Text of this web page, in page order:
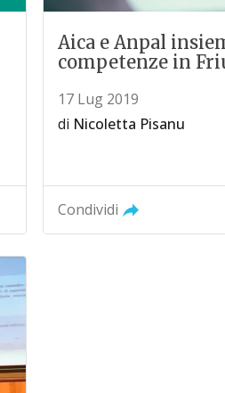
Aica e Anpal
competenze in
17 Lug 2019
di Nicoletta Pisanu
Condividi